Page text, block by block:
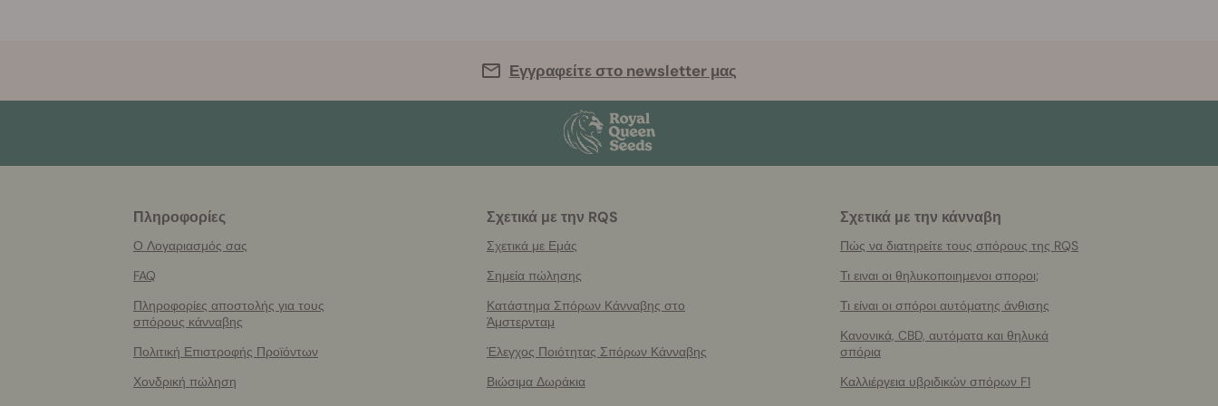
Εγγραφείτε στο newsletter μας
Πληροφορίες
Ο Λογαριασμός σας
FAQ
Πληροφορίες αποστολής για τους
σπόρους κάνναβης
Πολιτική Επιστροφής Προϊόντων
Χονδρική πώληση
Σχετικά με την RQS
Σχετικά με Εμάς
Σημεία πώλησης
Κατάστημα Σπόρων Κάνναβης στο
Άμστερνταμ
Έλεγχος Ποιότητας Σπόρων Κάνναβης
Βιώσιμα Δωράκια
Σχετικά με την κάνναβη
Πώς να διατηρείτε τους σπόρους της RQS
Τι ειναι οι θηλυκοποιημενοι σποροι;
Τι είναι οι σπόροι αυτόματης άνθισης
Κανονικά, CBD, αυτόματα και θηλυκά
σπόρια
Καλλιέργεια υβριδικών σπόρων F1